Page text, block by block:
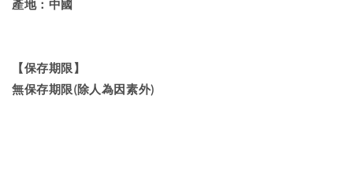
產地：中國
【保存期限】
無保存期限(除人為因素外)